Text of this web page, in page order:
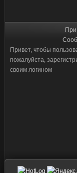
Привет, чтобы
пожалуйста,
своим логином